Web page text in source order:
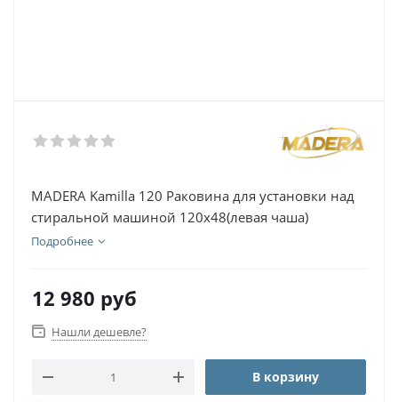
MADERA Kamilla 120 Раковина для установки над
стиральной машиной 120х48(левая чаша)
Подробнее
12 980 руб
Нашли дешевле?
В корзину